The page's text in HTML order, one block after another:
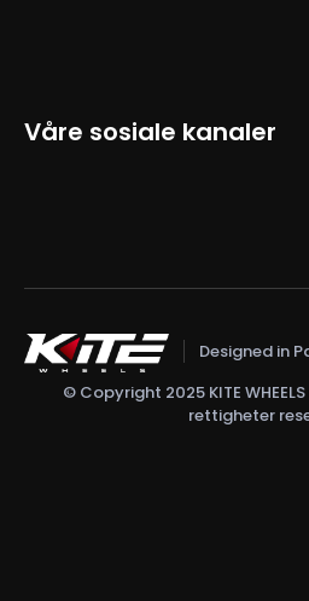
Våre sosiale kanaler
Designed in
© Copyright 2025 KITE
rettigheter